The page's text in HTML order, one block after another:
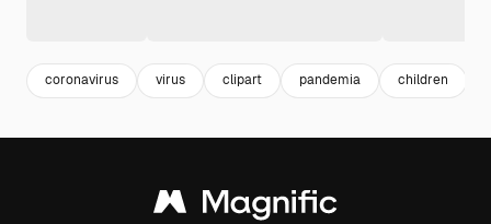
coronavirus virus clipart pandemia children